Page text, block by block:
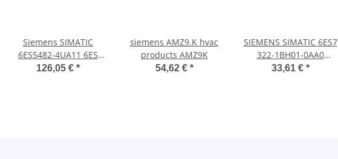
Siemens SIMATIC
6ES5482-4UA11 6ES
5482-4UA11
126,05 € *
siemens AMZ9.K hvac
products AMZ9K
54,62 € *
SIEMENS SIMATIC 6ES7
322-1BH01-0AA0
6ES7322-1BH01-0AA0 E-
33,61 € *